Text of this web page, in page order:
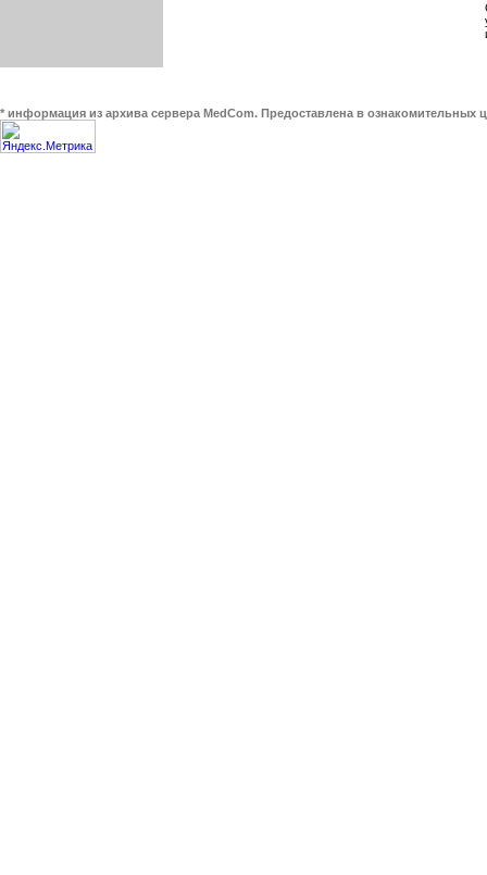
* информация из архива сервера MedCom. Предоставлена в ознакомительных